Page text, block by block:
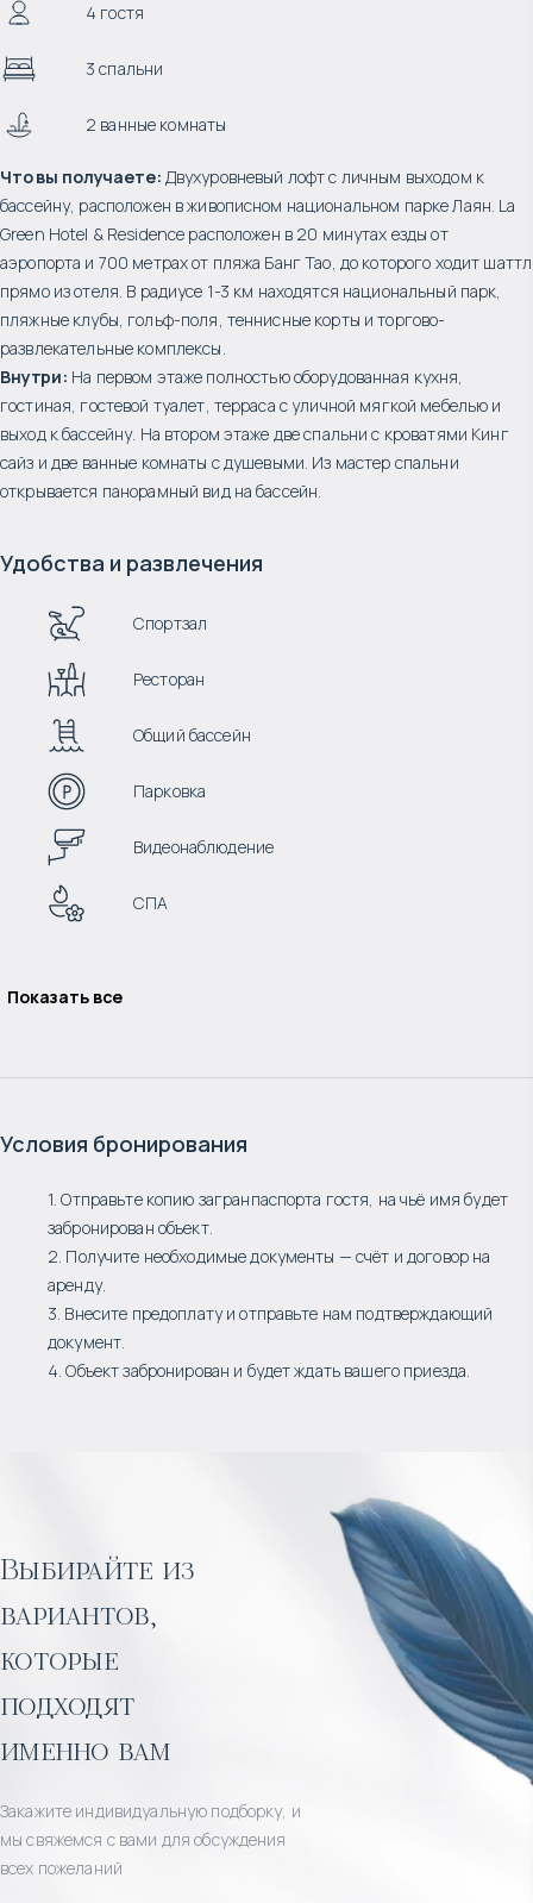
4 гостя
3 спальни
2 ванные комнаты
Что вы получаете: Двухуровневый лофт с личным выходом к
бассейну, расположен в живописном национальном парке Лаян. La
Green Hotel & Residence расположен в 20 минутах езды от
аэропорта и 700 метрах от пляжа Банг Тао, до которого ходит шаттл
прямо из отеля. В радиусе 1-3 км находятся национальный парк,
пляжные клубы, гольф-поля, теннисные корты и торгово-
развлекательные комплексы.
Внутри: На первом этаже полностью оборудованная кухня,
гостиная, гостевой туалет, терраса с уличной мягкой мебелью и
выход к бассейну. На втором этаже две спальни с кроватями Кинг
сайз и две ванные комнаты с душевыми. Из мастер спальни
открывается панорамный вид на бассейн.
Удобства и развлечения
Спортзал
Ресторан
Общий бассейн
Парковка
Видеонаблюдение
СПА
Показать все
Условия бронирования
1. Отправьте копию загранпаспорта гостя, на чьё имя будет
забронирован объект.
2. Получите необходимые документы — счёт и договор на
аренду.
3. Внесите предоплату и отправьте нам подтверждающий
документ.
4. Объект забронирован и будет ждать вашего приезда.
Выбирайте из
вариантов,
которые
подходят
именно вам
Закажите индивидуальную подборку, и
мы свяжемся с вами для обсуждения
всех пожеланий